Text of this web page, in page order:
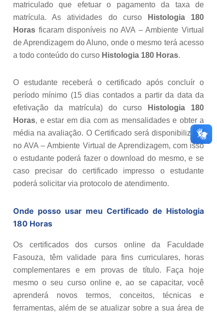
matriculado que efetuar o pagamento da taxa de
matrícula. As atividades do curso
Histologia 180
Horas ficaram disponíveis no AVA – Ambiente Virtual
de Aprendizagem do Aluno, onde o mesmo terá acesso
a todo conteúdo do curso Histologia 180 Horas.
O estudante receberá o certificado após concluír o
período mínimo (15 dias contados a partir da data da
efetivação da matrícula) do curso
Histologia 180
Horas, e estar em dia com as mensalidades e obter a
média na avaliação. O Certificado será disponibilizado
no AVA – Ambiente Virtual de Aprendizagem, com isso
o estudante poderá fazer o download do mesmo, e se
caso precisar do certificado impresso o estudante
poderá solicitar via protocolo de atendimento.
Onde posso usar meu Certificado de Histologia
180 Horas
Os certificados dos cursos online da Faculdade
Fasouza, têm validade para fins curriculares, horas
complementares e em provas de título. Faça hoje
mesmo o seu curso online e, ao se capacitar, você
aprenderá novos termos, conceitos, técnicas e
ferramentas, além de se atualizar sobre a sua área de